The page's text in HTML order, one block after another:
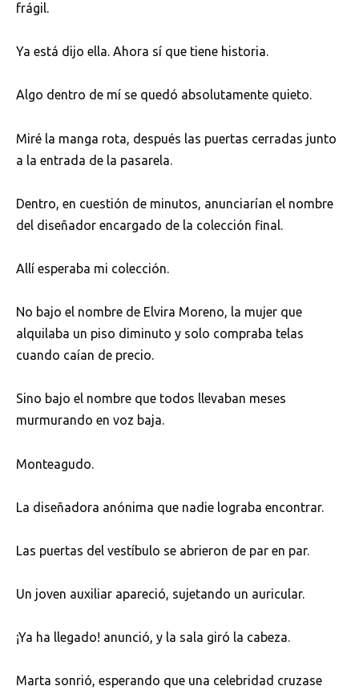
frágil.
Ya está dijo ella. Ahora sí que tiene historia.
Algo dentro de mí se quedó absolutamente quieto.
Miré la manga rota, después las puertas cerradas junto
a la entrada de la pasarela.
Dentro, en cuestión de minutos, anunciarían el nombre
del diseñador encargado de la colección final.
Allí esperaba mi colección.
No bajo el nombre de Elvira Moreno, la mujer que
alquilaba un piso diminuto y solo compraba telas
cuando caían de precio.
Sino bajo el nombre que todos llevaban meses
murmurando en voz baja.
Monteagudo.
La diseñadora anónima que nadie lograba encontrar.
Las puertas del vestíbulo se abrieron de par en par.
Un joven auxiliar apareció, sujetando un auricular.
¡Ya ha llegado! anunció, y la sala giró la cabeza.
Marta sonrió, esperando que una celebridad cruzase